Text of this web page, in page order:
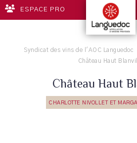
ESPACE PRO
Syndicat des vins de l'AOC Languedoc
Château Haut
Château Haut
CHARLOTTE NIVOLLET ET